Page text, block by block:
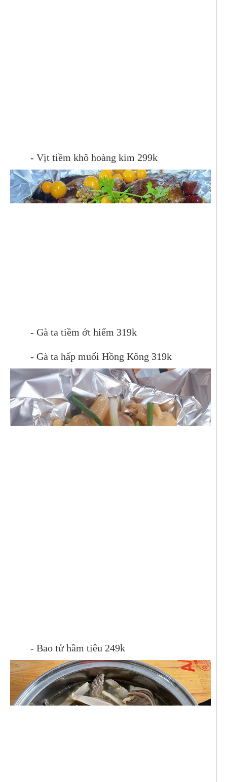
- Vịt tiềm khô hoàng kim 299k
- Gà ta tiềm ớt hiểm 319k
- Gà ta hấp muối Hồng Kông 319k
- Bao tử hầm tiêu 249k